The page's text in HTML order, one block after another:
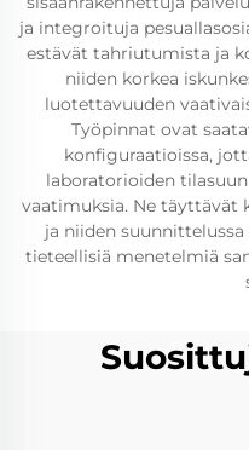
ja integroituja
estävät tahriutumista ja
niiden korkea
luotettavuuden
Työpinnat ovat
konfiguraatioissa,
laboratorioiden
vaatimuksia. Ne täyttävät
ja niiden
tieteellisiä menetelmiä